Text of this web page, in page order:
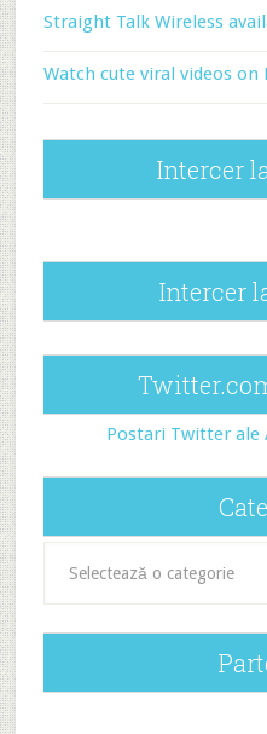
Straight Talk Wireless
Watch cute viral videos on
Intercer
Intercer
Postari Twitter